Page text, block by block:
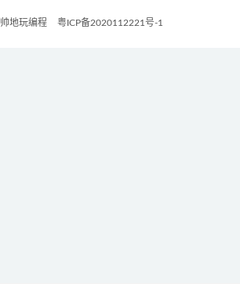
帅地玩编程 粤ICP备2020112221号-1